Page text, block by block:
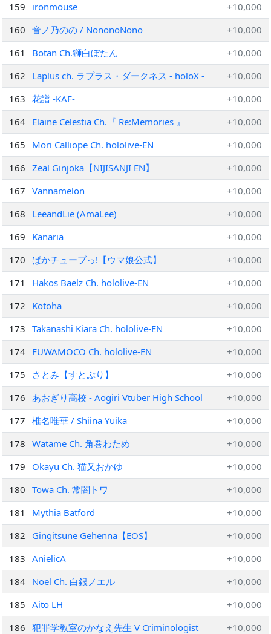
159
ironmouse
+10,000
160
音ノ乃のの / NononoNono
+10,000
161
Botan Ch.獅白ぼたん
+10,000
162
Laplus ch. ラプラス・ダークネス - holoX -
+10,000
163
花譜 -KAF-
+10,000
164 Elaine Celestia Ch.『 Re:Memories 』
+10,000
165
Mori Calliope Ch. hololive-EN
+10,000
166
Zeal Ginjoka【NIJISANJI EN】
+10,000
167
Vannamelon
+10,000
168
LeeandLie (AmaLee)
+10,000
169
Kanaria
+10,000
170
ぱかチューブっ!【ウマ娘公式】
+10,000
171
Hakos Baelz Ch. hololive-EN
+10,000
172
Kotoha
+10,000
173
Takanashi Kiara Ch. hololive-EN
+10,000
174 FUWAMOCO Ch. hololive-EN
+10,000
175
さとみ【すとぷり】
+10,000
176
あおぎり高校 - Aogiri Vtuber High School
+10,000
177
椎名唯華 / Shiina Yuika
+10,000
178
Watame Ch. 角巻わため
+10,000
179
Okayu Ch. 猫又おかゆ
+10,000
180
Towa Ch. 常闇トワ
+10,000
181
Mythia Batford
+10,000
182
Gingitsune Gehenna【EOS】
+10,000
183
AnielicA
+10,000
184 Noel Ch. 白銀ノエル
+10,000
185
Aito LH
+10,000
186
犯罪学教室のかなえ先生 V Criminologist
+10,000